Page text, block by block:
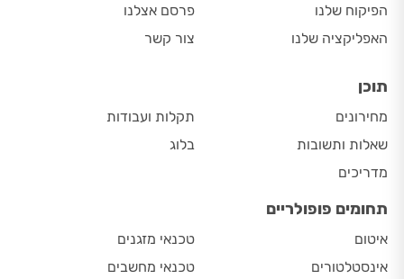
הפיקוח שלנו
האפליקציה שלנו
פרסם אצלנו
צור קשר
תוכן
מחירונים
שאלות ותשובות
מדריכים
תקלות ועבודות
בלוג
תחומים פופולריים
איטום
אינסטלטורים
טכנאי מזגנים
טכנאי מחשבים